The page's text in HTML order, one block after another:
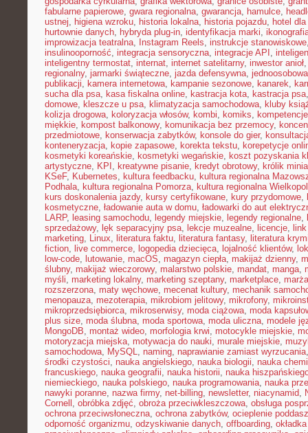
fabularne papierowe, gwara regionalna, gwarancja, hamulce,
ustnej, higiena wzroku, historia lokalna, historia pojazdu, hotel
hurtownie danych, hybryda plug-in, identyfikacja marki,
improwizacja teatralna, Instagram Reels, instrukcje stanowiskowe
insulinooporność, integracja sensoryczna, integracje API ,
inteligentny termostat, internat, internet satelitarny, inwestor anioł
regionalny, jarmarki świąteczne, jazda defensywna,
publikacji, kamera internetowa, kampanie sezonowe, kanarek,
sucha dla psa, kasa fiskalna online, kastracja kota, kastracja psa
domowe, kleszcze u psa, klimatyzacja samochodowa, kluby
kolizja drogowa, koloryzacja włosów, kombi, komiks,
miękkie, kompost balkonowy, komunikacja bez przemocy,
przedmiotowe, konserwacja zabytków, konsole do gier,
konteneryzacja, kopie zapasowe, korekta tekstu, korepetycje
kosmetyki koreańskie, kosmetyki wegańskie, koszt pozyskania
artystyczne, KPI , kreatywne pisanie, kredyt obrotowy, królik
KSeF, Kubernetes, kultura feedbacku, kultura regionalna
Podhala, kultura regionalna Pomorza, kultura regionalna
kurs doskonalenia jazdy, kursy certyfikowane, kury przydomowe,
kosmetyczne, ładowanie auta w domu, ładowarki do aut
LARP, leasing samochodu, legendy miejskie, legendy regionalne,
sprzedażowy, lęk separacyjny psa, lekcje muzealne, licencje,
marketing, Linux, literatura faktu, literatura fantasy, literatura
fiction, live commerce, logopedia dziecięca, lojalność klientów,
low-code, lutowanie, macOS, magazyn ciepła, makijaż dzienny,
ślubny, makijaż wieczorowy, malarstwo polskie, mandat, manga,
myśli, marketing lokalny, marketing szeptany, marketplace, marża
rozszerzona, maty węchowe, mecenat kultury, mechanik
menopauza, mezoterapia, mikrobiom jelitowy, mikrofony,
mikroprzedsiębiorca, mikroserwisy, moda ciążowa, moda
plus size, moda ślubna, moda sportowa, moda uliczna, modele
MongoDB, montaż wideo, morfologia krwi, motocykle miejskie,
motoryzacja miejska, motywacja do nauki, murale miejskie,
samochodowa, MySQL, naming, naprawianie zamiast wyrzucania
środki czystości, nauka angielskiego, nauka biologii, nauka
francuskiego, nauka geografii, nauka historii, nauka
niemieckiego, nauka polskiego, nauka programowania, nauka
nawyki poranne, nazwa firmy, net-billing, newsletter, niacynamid,
Cornell , obróbka zdjęć, obroża przeciwkleszczowa, obsługa
ochrona przeciwsłoneczna, ochrona zabytków, ocieplenie
odporność organizmu, odzyskiwanie danych, offboarding,